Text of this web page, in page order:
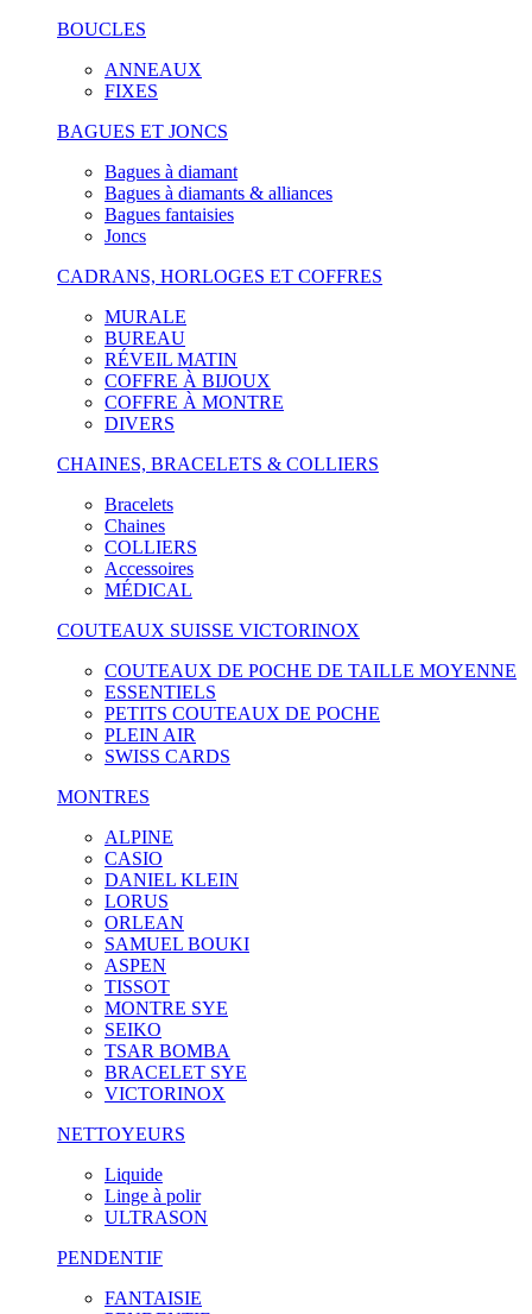
BOUCLES
ANNEAUX
FIXES
BAGUES ET JONCS
Bagues à diamant
Bagues à diamants & alliances
Bagues fantaisies
Joncs
CADRANS, HORLOGES ET COFFRES
MURALE
BUREAU
RÉVEIL MATIN
COFFRE À BIJOUX
COFFRE À MONTRE
DIVERS
CHAINES, BRACELETS & COLLIERS
Bracelets
Chaines
COLLIERS
Accessoires
MÉDICAL
COUTEAUX SUISSE VICTORINOX
COUTEAUX DE POCHE DE TAILLE MOYENNE
ESSENTIELS
PETITS COUTEAUX DE POCHE
PLEIN AIR
SWISS CARDS
MONTRES
ALPINE
CASIO
DANIEL KLEIN
LORUS
ORLEAN
SAMUEL BOUKI
ASPEN
TISSOT
MONTRE SYE
SEIKO
TSAR BOMBA
BRACELET SYE
VICTORINOX
NETTOYEURS
Liquide
Linge à polir
ULTRASON
PENDENTIF
FANTAISIE